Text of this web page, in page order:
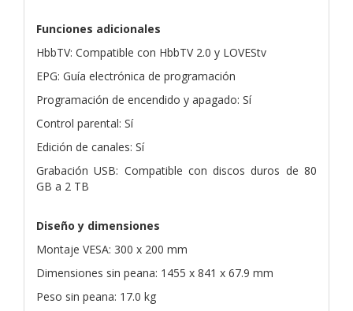
Funciones adicionales
HbbTV: Compatible con HbbTV 2.0 y LOVEStv
EPG: Guía electrónica de programación
Programación de encendido y apagado: Sí
Control parental: Sí
Edición de canales: Sí
Grabación USB: Compatible con discos duros de 80
GB a 2 TB
Diseño y dimensiones
Montaje VESA: 300 x 200 mm
Dimensiones sin peana: 1455 x 841 x 67.9 mm
Peso sin peana: 17.0 kg